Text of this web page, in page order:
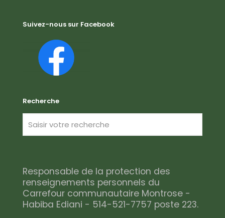
Suivez-nous sur Facebook
Recherche
Responsable de la protection des
renseignements personnels du
Carrefour communautaire Montrose -
Habiba Ediani - 514-521-7757 poste 223.